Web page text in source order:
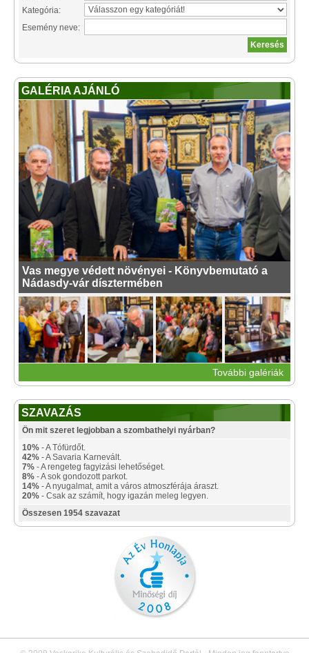
Kategória:
Esemény neve:
GALÉRIA AJÁNLÓ
Vas megye védett növényei - Könyvbemutató a
Nádasdy-vár dísztermében
További galériák
SZAVAZÁS
Ön mit szeret legjobban a szombathelyi nyárban?
10% - A Tófürdőt.
42% - A Savaria Karnevált.
7% - A rengeteg fagyizási lehetőséget.
8% - A sok gondozott parkot.
14% - A nyugalmat, amit a város atmoszférája áraszt.
20% - Csak az számít, hogy igazán meleg legyen.
Összesen 1954 szavazat